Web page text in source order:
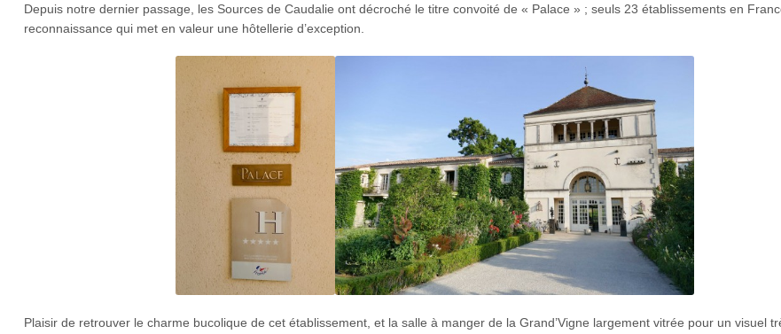
Depuis notre dernier passage, les Sources de Caudalie ont décroché le titre convoité de « Palace » ; seuls 23 établissements en
reconnaissance qui met en valeur une hôtellerie d’exception.
Plaisir de retrouver le charme bucolique de cet établissement, et la salle à manger de la Grand’Vigne largement vitrée pour un visuel